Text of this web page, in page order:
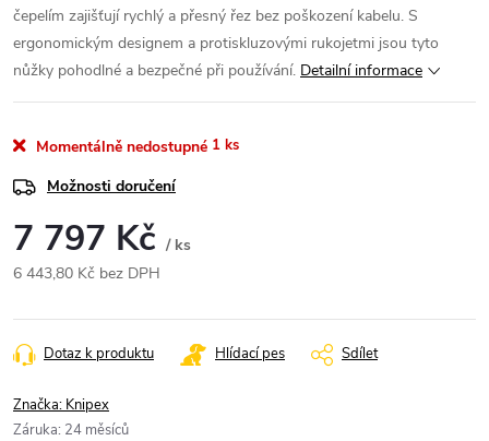
čepelím zajišťují rychlý a přesný řez bez poškození kabelu. S
ergonomickým designem a protiskluzovými rukojetmi jsou tyto
nůžky pohodlné a bezpečné při používání. Detailní informace
Momentálně nedostupné 1 ks
Možnosti doručení
7 797 Kč / ks
6 443,80 Kč bez DPH
cena:
Dotaz k produktu Hlídací pes Sdílet
Značka: Knipex
Záruka: 24 měsíců